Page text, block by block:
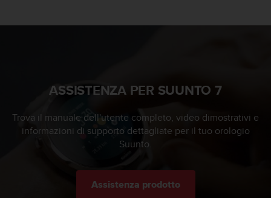
ASSISTENZA PER SUUNTO 7
Trova il manuale dell'utente completo, video dimostrativi e
informazioni di supporto dettagliate per il tuo orologio
Suunto.
Assistenza prodotto